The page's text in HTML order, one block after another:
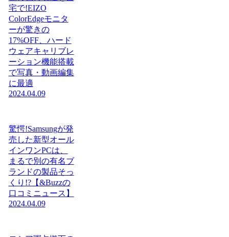
宅で!EIZO
ColorEdgeモニタ
ーが驚きの
17%OFF、ハード
ウェアキャリブレ
ーション機能搭載
で写真・動画編集
に最適
2024.04.09
驚愕!Samsungが発
売した新型オール
インワンPCは、
まるで別の有名ブ
ランドの製品そっ
くり!?【&Buzzの
口コミニュース】
2024.04.09